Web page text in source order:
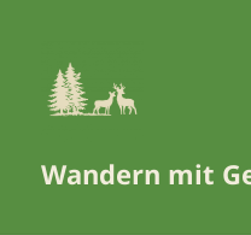
Wandern mit